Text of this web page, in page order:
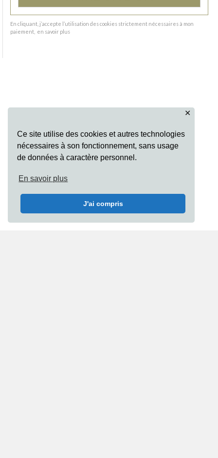
Ce site utilise des cookies et autres technologies
nécessaires à son fonctionnement, sans usage
de données à caractère personnel.
En savoir plus
J'ai compris
✕
En cliquant, j’accepte l’utilisation des cookies strictement nécessaires à mon
paiement, en savoir plus